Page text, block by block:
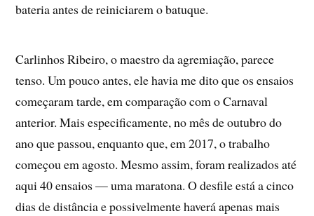
bateria antes de reiniciarem o batuque.
Carlinhos Ribeiro, o maestro da agremiação, parece
tenso. Um pouco antes, ele havia me dito que os ensaios
começaram tarde, em comparação com o Carnaval
anterior. Mais especificamente, no mês de outubro do
ano que passou, enquanto que, em 2017, o trabalho
começou em agosto. Mesmo assim, foram realizados até
aqui 40 ensaios — uma maratona. O desfile está a cinco
dias de distância e possivelmente haverá apenas mais